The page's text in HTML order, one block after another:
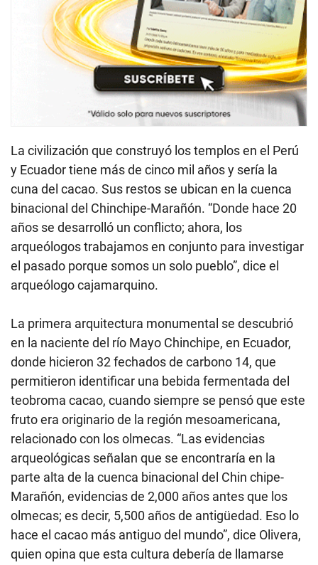
La civilización que construyó los templos en el Perú
y Ecuador tiene más de cinco mil años y sería la
cuna del cacao. Sus restos se ubican en la cuenca
binacional del Chinchipe-Marañón. “Donde hace 20
años se desarrolló un conflicto; ahora, los
arqueólogos trabajamos en conjunto para investigar
el pasado porque somos un solo pueblo”, dice el
arqueólogo cajamarquino.
La primera arquitectura monumental se descubrió
en la naciente del río Mayo Chinchipe, en Ecuador,
donde hicieron 32 fechados de carbono 14, que
permitieron identificar una bebida fermentada del
teobroma cacao, cuando siempre se pensó que este
fruto era originario de la región mesoamericana,
relacionado con los olmecas. “Las evidencias
arqueológicas señalan que se encontraría en la
parte alta de la cuenca binacional del Chin chipe-
Marañón, evidencias de 2,000 años antes que los
olmecas; es decir, 5,500 años de antigüedad. Eso lo
hace el cacao más antiguo del mundo”, dice Olivera,
quien opina que esta cultura debería de llamarse